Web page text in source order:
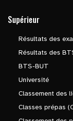
Supérieur
Résultats des
Résultats des
BTS-BUT
Université
Classement des
Classes prépas